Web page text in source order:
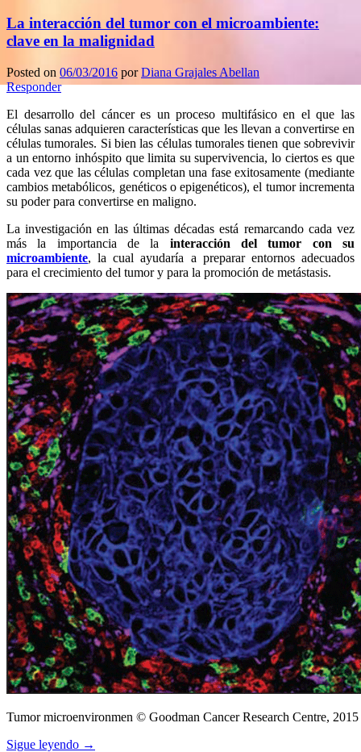
La interacción del tumor con el microambiente:
clave en la malignidad
Posted on 06/03/2016 porDiana Grajales Abellan
Responder
El desarrollo del cáncer es un proceso multifásico en el que las
células sanas adquieren características que les llevan a convertirse en
células tumorales. Si bien las células tumorales tienen que sobrevivir
a un entorno inhóspito que limita su supervivencia, lo ciertos es que
cada vez que las células completan una fase exitosamente (mediante
cambios metabólicos, genéticos o epigenéticos), el tumor incrementa
su poder para convertirse en maligno.
La investigación en las últimas décadas está remarcando cada vez
más la importancia de la interacción del tumor con su
microambiente, la cual ayudaría a preparar entornos adecuados
para el crecimiento del tumor y para la promoción de metástasis.
Tumor microenvironmen © Goodman Cancer Research Centre, 2015
Sigue leyendo →